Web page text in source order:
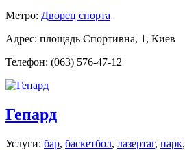
Метро: Дворец спорта
Адрес: площадь Спортивна, 1, Киев
Телефон: (063) 576-47-12
Гепард
Услуги: бар, баскетбол, лазертаг, парк,